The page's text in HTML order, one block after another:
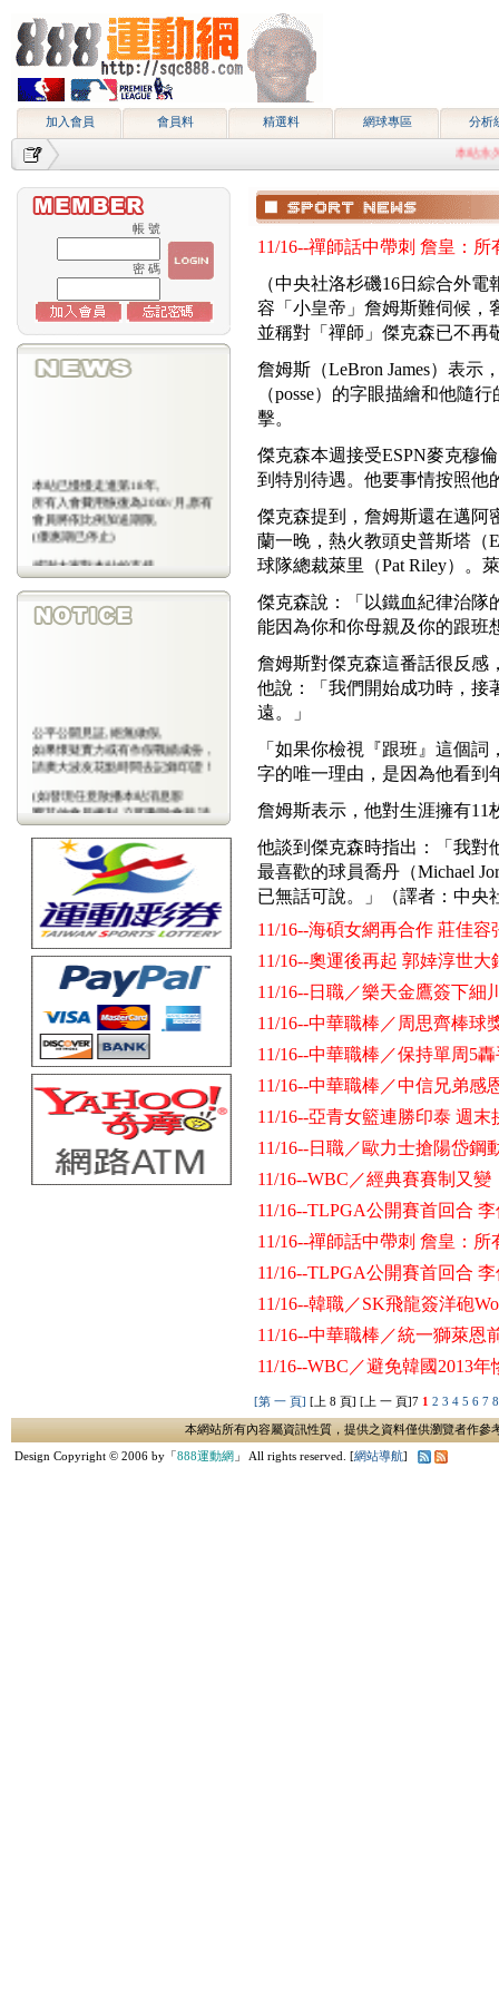
加入會員 會員料 精選料 網球專區 分析
本站永久
帳 號
密 碼
本站已慢慢走進第18年,
所有入會費用恢復為2000/月,原有
會員將依比例加送期限,
(優惠期已停止)
感謝大家對本站的支持
(包年優惠期已停止)
公平公開見証,絕無做假,
如果懷疑實力或有作假戰績成份，
請廣大波友花點時間去記錄印證！
(如發現任意散播本站消息影
響其他會員權利,立即刪除會藉,請
會
員注意)
11/16--禪師話中帶刺 詹皇：所
（中央社洛杉磯16日綜合外
容「小皇帝」詹姆斯難伺候，
並稱對「禪師」傑克森已不再
詹姆斯（LeBron James）表示
（posse）的字眼描繪和他隨
擊。
傑克森本週接受ESPN麥克穆
到特別待遇。他要事情按照他
傑克森提到，詹姆斯還在邁阿
蘭一晚，熱火教頭史普斯塔（
球隊總裁萊里（Pat Riley）。
傑克森說：「以鐵血紀律治隊
能因為你和你母親及你的跟班
詹姆斯對傑克森這番話很反感
他說：「我們開始成功時，接
遠。」
「如果你檢視『跟班』這個
字的唯一理由，是因為他看到
詹姆斯表示，他對生涯擁有
他談到傑克森時指出：「我對
最喜歡的球員喬丹（Michael
已無話可說。」（譯者：中央
11/16--海碩女網再合作 莊佳
11/16--奧運後再起 郭婞淳世大
11/16--日職／樂天金鷹簽下
11/16--中華職棒／周思齊棒
11/16--中華職棒／保持單周5
11/16--中華職棒／中信兄弟
11/16--亞青女籃連勝印泰 週末
11/16--日職／歐力士搶陽岱
11/16--WBC／經典賽賽制又
11/16--TLPGA公開賽首回合
11/16--禪師話中帶刺 詹皇：所
11/16--TLPGA公開賽首回合
11/16--韓職／SK飛龍簽洋砲
11/16--中華職棒／統一獅萊
11/16--WBC／避免韓國2013
[第 一 頁] [上 8 頁] [上 一 頁]7 1 2 3 4 5 6 7
本網站所有內容屬資訊性質，提供之資料僅供瀏覽者作
Design Copyright © 2006 by「888運動網 」 All rights reserved. [網站導航]